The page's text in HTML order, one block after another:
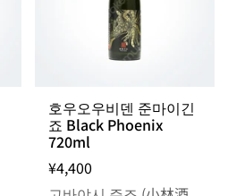
호우오우비덴 준마이긴
죠 Black Phoenix
720ml
¥4,400